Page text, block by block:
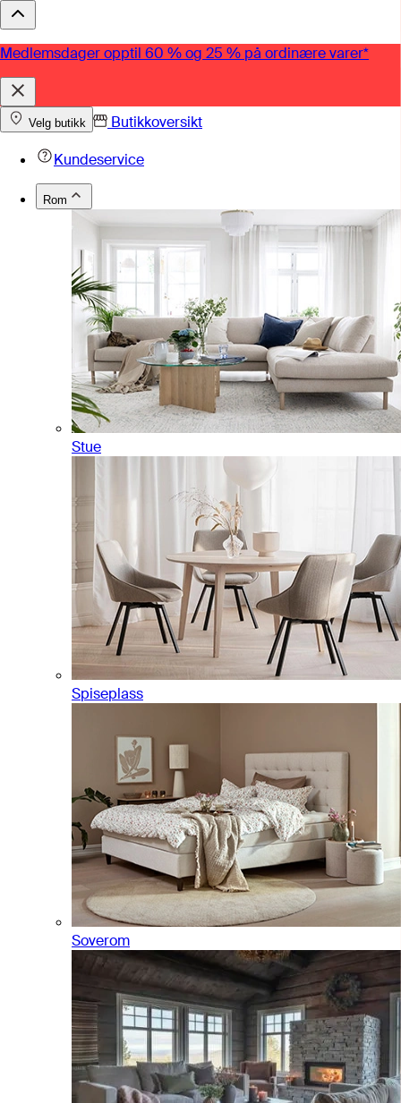
Medlemsdager opptil 60 % og 25 % på ordinære varer*
Velg butikk
Butikkoversikt
Kundeservice
Rom
Stue
Spiseplass
Soverom